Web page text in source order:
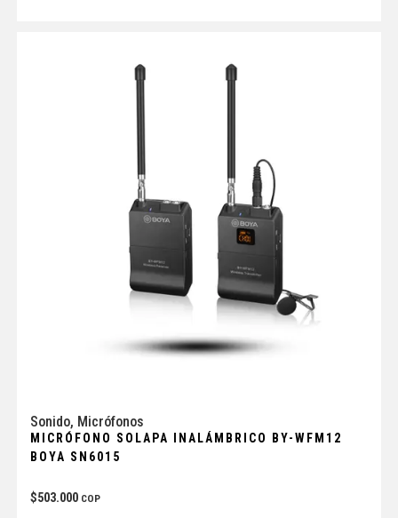
Sonido, Micrófonos
MICRÓFONO SOLAPA INALÁMBRICO BY-WFM12
BOYA SN6015
$503.000 COP